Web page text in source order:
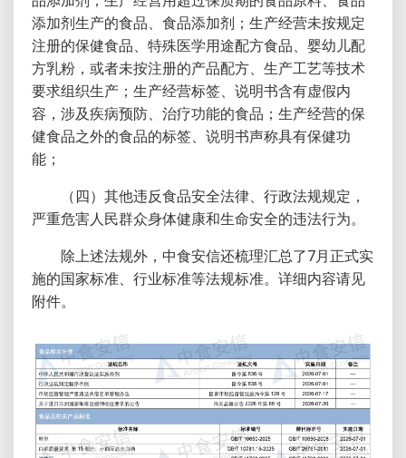
添加剂生产的食品、食品添加剂；生产经营未按规定
注册的保健食品、特殊医学用途配方食品、婴幼儿配
方乳粉，或者未按注册的产品配方、生产工艺等技术
要求组织生产；生产经营标签、说明书含有虚假内
容，涉及疾病预防、治疗功能的食品；生产经营的保
健食品之外的食品的标签、说明书声称具有保健功
能；
（四）其他违反食品安全法律、行政法规规定，
严重危害人民群众身体健康和生命安全的违法行为。
除上述法规外，中食安信还梳理汇总了7月正式实
施的国家标准、行业标准等法规标准。详细内容请见
附件。